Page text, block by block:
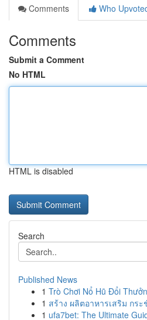
Comments
Who
Comments
Submit a Comment
No HTML
HTML is disabled
Search
Published News
1 Trò Chơi Nổ Hũ Đổi
1 สร้าง ผลิตอาหารเสริม กร
1 ufa7bet: The Ultimate